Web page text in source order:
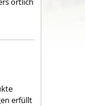
erfüllt